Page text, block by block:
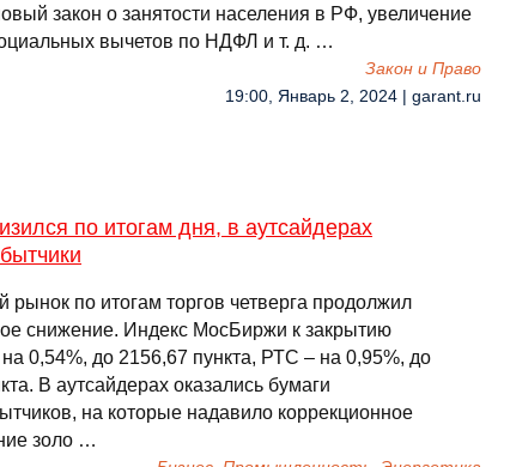
закон о занятости населения в РФ, увеличение
вычетов по НДФЛ и т. д. …
Закон и Право
19:00, Январь 2, 2024 | garant.ru
по итогам дня, в аутсайдерах
рынок по итогам торгов четверга продолжил
снижение. Индекс МосБиржи к закрытию
на 0,54%, до 2156,67 пункта, РТС – на 0,95%, до
В аутсайдерах оказались бумаги
на которые надавило коррекционное
золо …